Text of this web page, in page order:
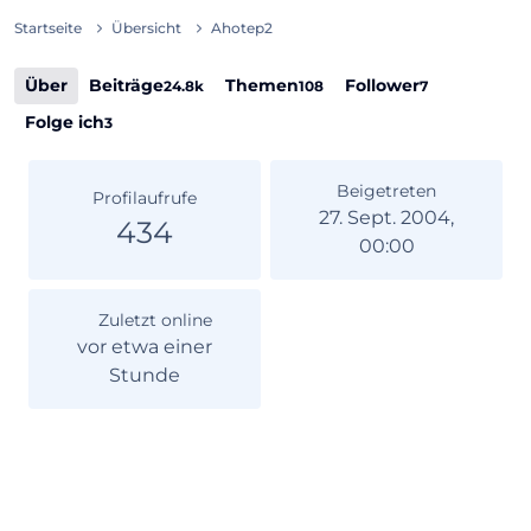
Startseite Übersicht Ahotep2
Über Beiträge24.8k Themen108 Follower7
Folge ich3
Profilaufrufe
434
Beigetreten
27. Sept. 2004,
00:00
Zuletzt online
vor etwa einer
Stunde